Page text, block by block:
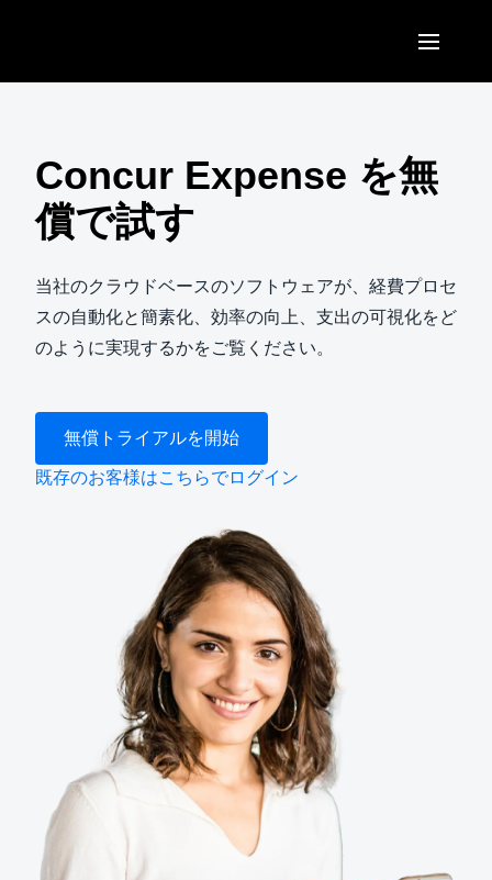
United States (English)
Canada (English)
México (Español)
Brasil (Português)
EUROPE
Deutschland (Deutsch)
Italia (Italiano)
Sweden (English)
Denmark (English)
Finland (English)
Belgium (English)
España (Español)
Norway (English)
Australia (English)
India (English)
Singapore (English)
Concur Expense を無
償で試す
当社のクラウドベースのソフトウェアが、経費プロセ
スの自動化と簡素化、効率の向上、支出の可視化をど
のように実現するかをご覧ください。
無償トライアルを開始
既存のお客様はこちらでログイン